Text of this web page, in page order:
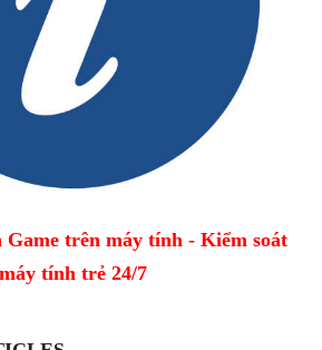
Game trên máy tính - Kiểm soát
máy tính trẻ 24/7